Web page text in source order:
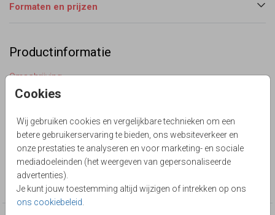
Cookies
Wij gebruiken cookies en vergelijkbare technieken om een
betere gebruikerservaring te bieden, ons websiteverkeer en
onze prestaties te analyseren en voor marketing- en sociale
mediadoeleinden (het weergeven van gepersonaliseerde
advertenties).
Je kunt jouw toestemming altijd wijzigen of intrekken op ons
ons cookiebeleid
Formaten en prijzen
Productinformatie
Omschrijving
Stijlvolle staande donkergroen kleurige trouwkaart in
en teksten in écht goud foliedruk gedrukt. Ook mogelijk in
andere kleuren en zilver- en koperfolie. Zelf maken!
Lievez
Collectie
Trouwen